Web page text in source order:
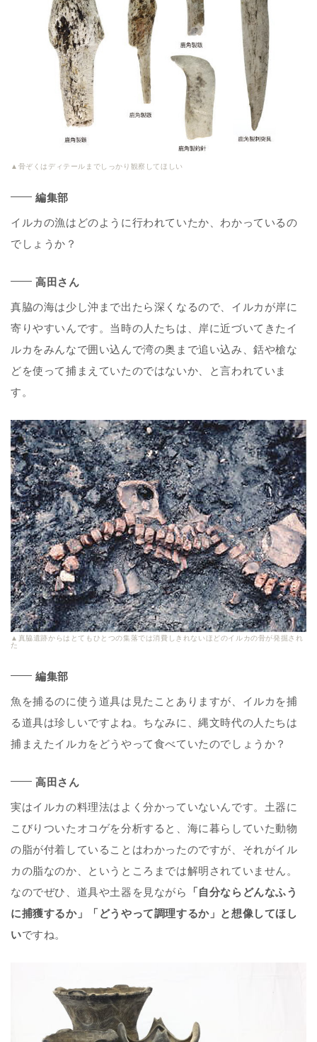
▲骨ぞくはディテールまでしっかり観察してほしい
編集部
イルカの漁はどのように行われていたか、わかっているの
でしょうか？
高田さん
真脇の海は少し沖まで出たら深くなるので、イルカが岸に
寄りやすいんです。当時の人たちは、岸に近づいてきたイ
ルカをみんなで囲い込んで湾の奥まで追い込み、銛や槍な
どを使って捕まえていたのではないか、と言われていま
す。
▲真脇遺跡からはとてもひとつの集落では消費しきれないほどのイルカの骨が発掘され
た
編集部
魚を捕るのに使う道具は見たことありますが、イルカを捕
る道具は珍しいですよね。ちなみに、縄文時代の人たちは
捕まえたイルカをどうやって食べていたのでしょうか？
高田さん
実はイルカの料理法はよく分かっていないんです。土器に
こびりついたオコゲを分析すると、海に暮らしていた動物
の脂が付着していることはわかったのですが、それがイル
カの脂なのか、というところまでは解明されていません。
なのでぜひ、道具や土器を見ながら
「自分ならどんなふう
に捕獲するか」「どうやって調理するか」と想像してほし
いですね。